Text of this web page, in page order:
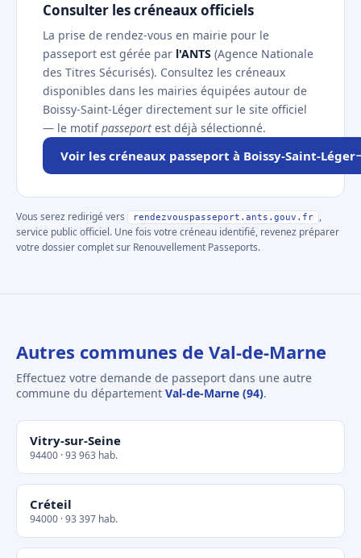
Consulter les créneaux officiels
La prise de rendez-vous en mairie pour le
passeport est gérée par l'ANTS (Agence Nationale
des Titres Sécurisés). Consultez les créneaux
disponibles dans les mairies équipées autour de
Boissy-Saint-Léger directement sur le site officiel
— le motifpasseport est déjà sélectionné.
Voir les créneaux passeport à Boissy-Saint-Léger
Vous serez redirigé vers rendezvouspasseport.ants.gouv.fr
,
service public officiel. Une fois votre créneau identifié, revenez préparer
votre dossier complet sur Renouvellement Passeports.
Autres communes de Val-de-Marne
Effectuez votre demande de passeport dans une autre
commune du département Val-de-Marne (94).
Vitry-sur-Seine
94400 · 93 963 hab.
Créteil
94000 · 93 397 hab.